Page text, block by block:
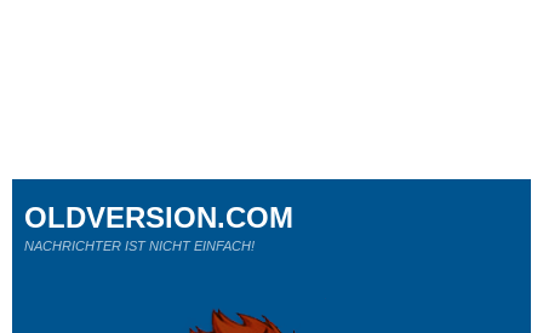
OLDVERSION.COM
NACHRICHTER IST NICHT EINFACH!